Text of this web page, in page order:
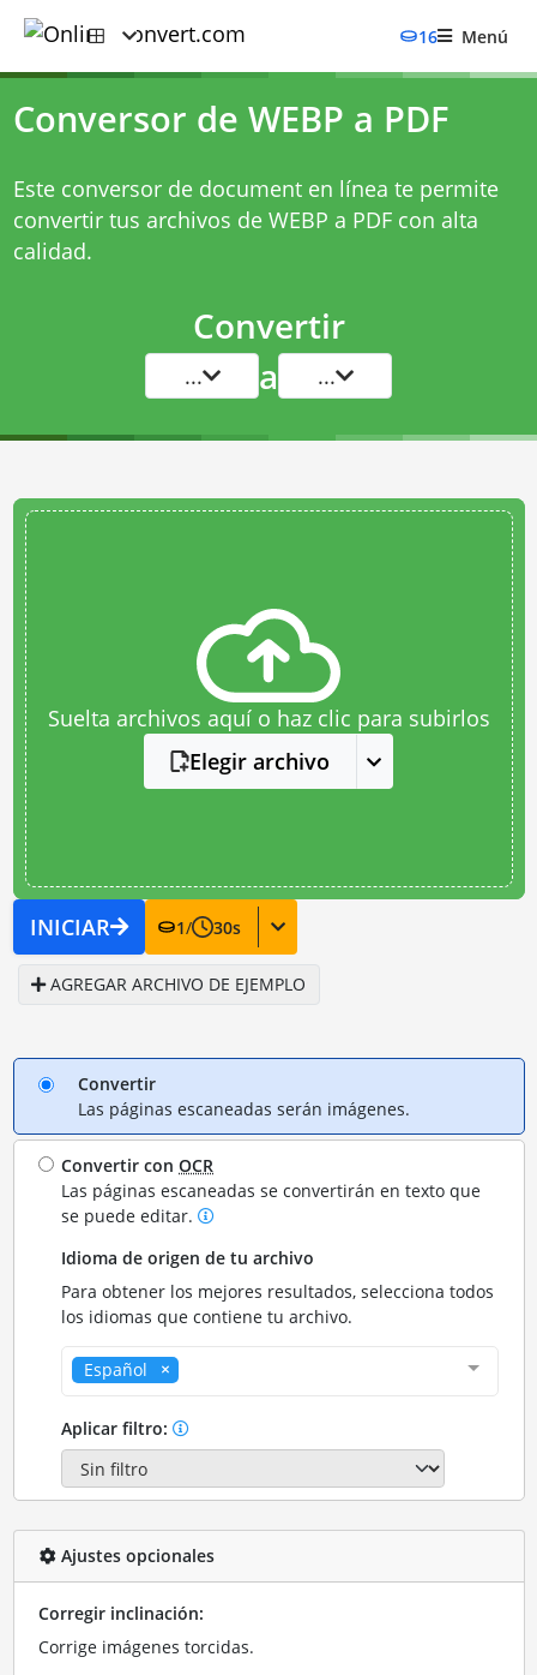
16 Menú
Conversor de WEBP a PDF
Este conversor de document en línea te permite
convertir tus archivos de WEBP a PDF con alta
calidad.
Convertir
... a ...
Suelta archivos aquí o haz clic para subirlos
Elegir archivo
INICIAR 1/ 30s
AGREGAR ARCHIVO DE EJEMPLO
Convertir
Las páginas escaneadas serán imágenes.
Convertir conOCR
Las páginas escaneadas se convertirán en texto que
se puede editar.
Idioma de origen de tu archivo
Para obtener los mejores resultados, selecciona todos
los idiomas que contiene tu archivo.
Español
Aplicar filtro:
Ajustes opcionales
Corregir inclinación:
Corrige imágenes torcidas.